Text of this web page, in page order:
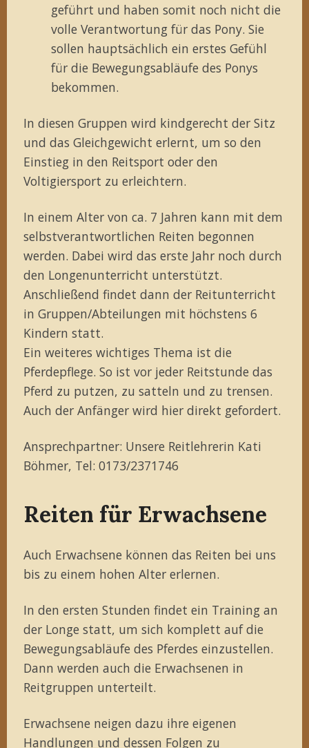
geführt und haben somit noch nicht die
volle Verantwortung für das Pony. Sie
sollen hauptsächlich ein erstes Gefühl
für die Bewegungsabläufe des Ponys
bekommen.
In diesen Gruppen wird kindgerecht der Sitz
und das Gleichgewicht erlernt, um so den
Einstieg in den Reitsport oder den
Voltigiersport zu erleichtern.
In einem Alter von ca. 7 Jahren kann mit dem
selbstverantwortlichen Reiten begonnen
werden. Dabei wird das erste Jahr noch durch
den Longenunterricht unterstützt.
Anschließend findet dann der Reitunterricht
in Gruppen/Abteilungen mit höchstens 6
Kindern statt.
Ein weiteres wichtiges Thema ist die
Pferdepflege. So ist vor jeder Reitstunde das
Pferd zu putzen, zu satteln und zu trensen.
Auch der Anfänger wird hier direkt gefordert.
Ansprechpartner: Unsere Reitlehrerin Kati
Böhmer, Tel: 0173/2371746
Reiten für Erwachsene
Auch Erwachsene können das Reiten bei uns
bis zu einem hohen Alter erlernen.
In den ersten Stunden findet ein Training an
der Longe statt, um sich komplett auf die
Bewegungsabläufe des Pferdes einzustellen.
Dann werden auch die Erwachsenen in
Reitgruppen unterteilt.
Erwachsene neigen dazu ihre eigenen
Handlungen und dessen Folgen zu